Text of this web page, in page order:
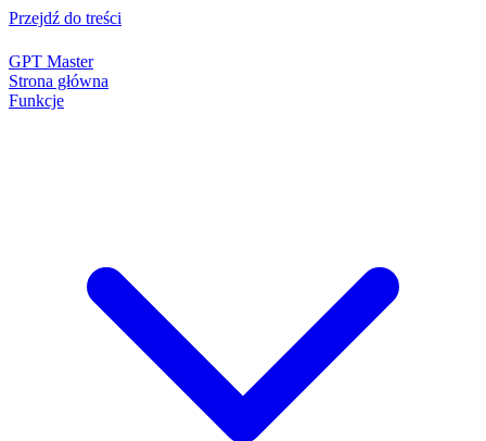
Przejdź do treści
GPT Master
Strona główna
Funkcje